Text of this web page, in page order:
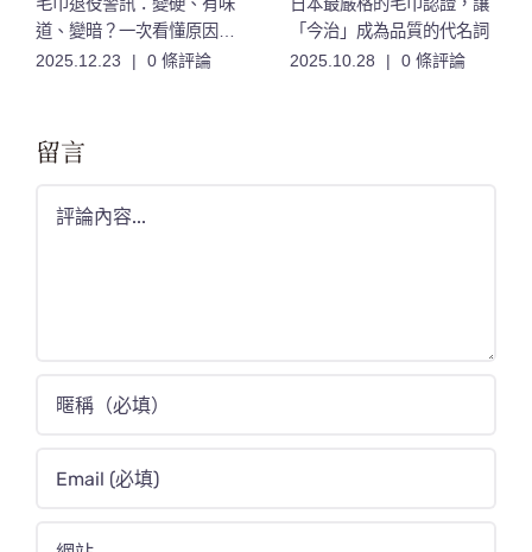
毛巾退役警訊：變硬、有味
道、變暗？一次看懂原因與
保養法
2025.12.23 | 0 條評論
日本最嚴格的毛巾認證，讓
「今治」成為品質的代名詞
2025.10.28
| 0 條評論
留言
Comment